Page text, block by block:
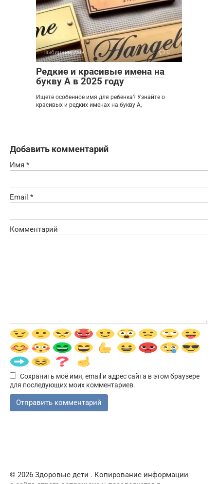
Выбираем имя 0
Редкие и красивые имена на
букву А в 2025 году
Ищете особенное имя для ребенка? Узнайте о
красивых и редких именах на букву А,
Добавить комментарий
Имя *
Email *
Комментарий
Сохранить моё имя, email и адрес сайта в этом браузере
для последующих моих комментариев.
© 2026 Здоровые дети . Копирование информации